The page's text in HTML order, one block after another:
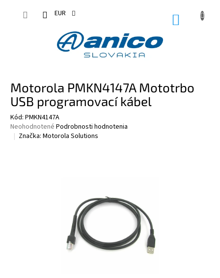
EUR
Motorola PMKN4147A Mototrbo
USB programovací kábel
Kód: PMKN4147A
Priemerné
hodnotenie
Neohodnotené Podrobnosti hodnotenia
Značka: Motorola Solutions